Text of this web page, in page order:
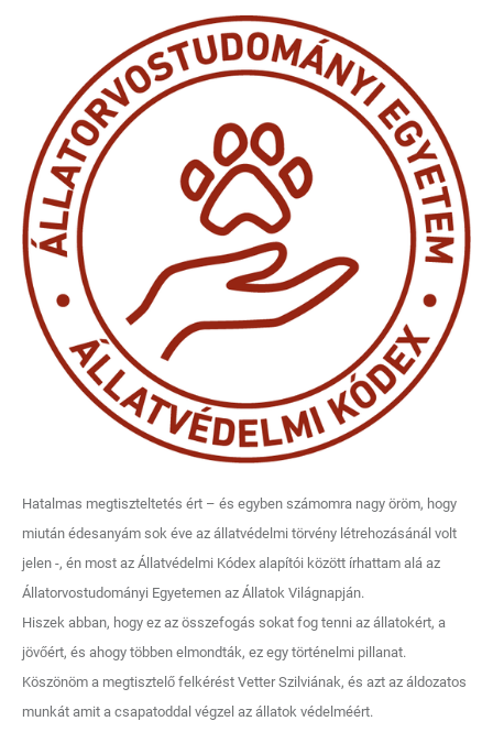
Hatalmas megtiszteltetés ért – és egyben számomra nagy öröm, hogy
miután édesanyám sok éve az állatvédelmi törvény létrehozásánál volt
jelen -, én most az Állatvédelmi Kódex alapítói között írhattam alá az
Állatorvostudományi Egyetemen az Állatok Világnapján.
Hiszek abban, hogy ez az összefogás sokat fog tenni az állatokért, a
jövőért, és ahogy többen elmondták, ez egy történelmi pillanat.
Köszönöm a megtisztelő felkérést Vetter Szilviának, és azt az áldozatos
munkát amit a csapatoddal végzel az állatok védelméért.